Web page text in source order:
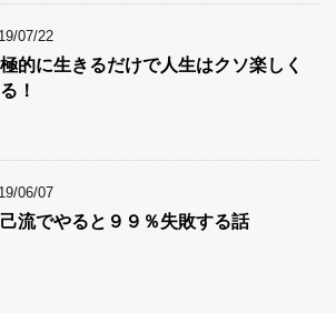
07/22
的に生きるだけで人生はクソ楽しく
！
06/07
流でやると９９％失敗する話